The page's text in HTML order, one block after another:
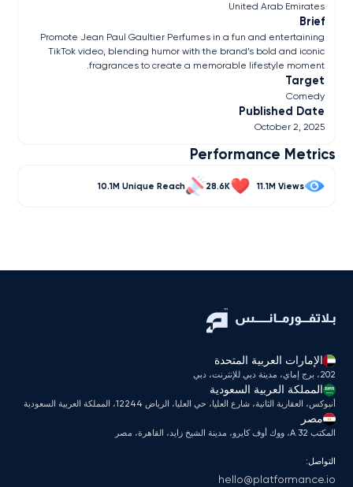
United Arab Emirates
Brief
Promote Jean Paul Gaultier Perfumes in a fun and entertaining
TikTok video, blending humor with the brand’s bold and iconic
fragrances to create a memorable lifestyle moment.
Target
Comedy
Published Date
October 2, 2025
Performance Metrics
11.1M
28.6K
10.1M
الإمارات العربية المتحدة
202، برج إماي، مدينة دبي للإنترنت، دبي
المملكة العربية السعودية
أنبوكس، العقارية الثانية، شارع العليا، حي العليا، الرياض 12244، المملكة العربية السعودية
مصر
المكتب A 32، ووك أوف كايرو، مدينة الشيخ زايد، القاهرة، مصر
التواصل:
hello@platformance.io